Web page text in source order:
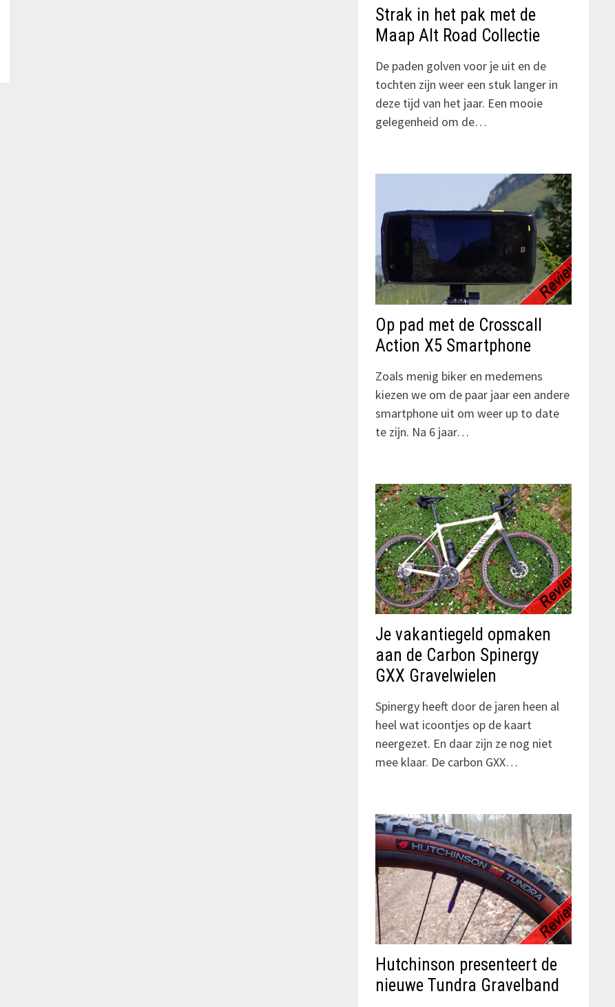
Strak in het pak met de
Maap Alt Road Collectie
De paden golven voor je uit en de
tochten zijn weer een stuk langer in
deze tijd van het jaar. Een mooie
gelegenheid om de…
Op pad met de Crosscall
Action X5 Smartphone
Zoals menig biker en medemens
kiezen we om de paar jaar een andere
smartphone uit om weer up to date
te zijn. Na 6 jaar…
Je vakantiegeld opmaken
aan de Carbon Spinergy
GXX Gravelwielen
Spinergy heeft door de jaren heen al
heel wat icoontjes op de kaart
neergezet. En daar zijn ze nog niet
mee klaar. De carbon GXX…
Hutchinson presenteert de
nieuwe Tundra Gravelband